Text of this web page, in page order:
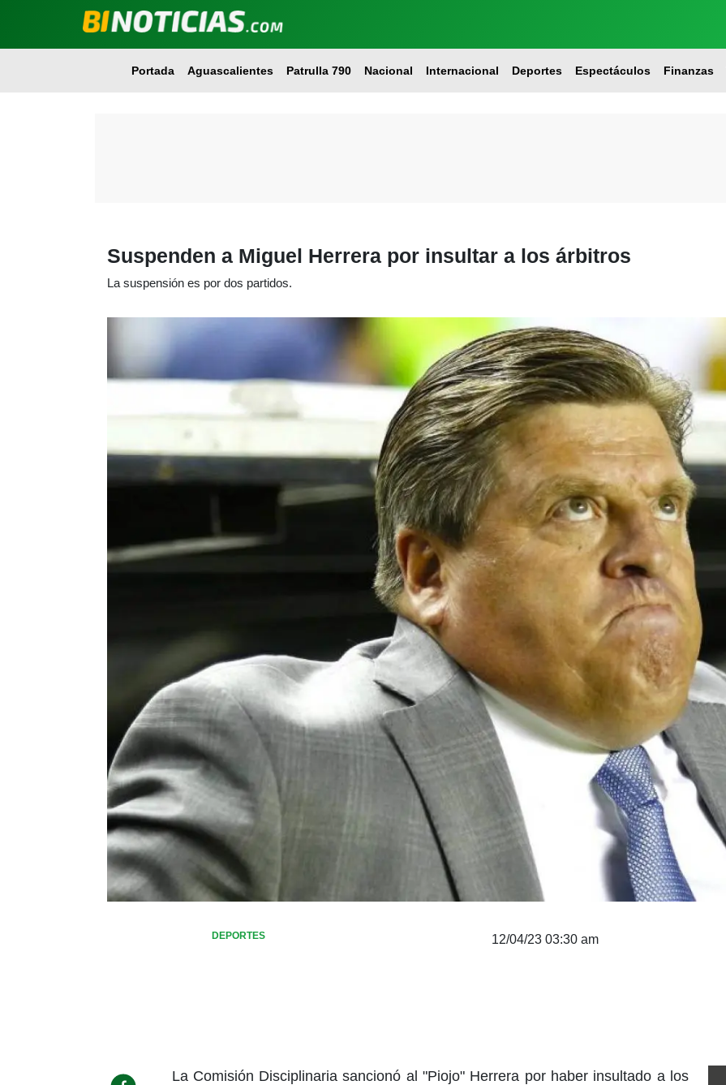
Portada Aguascalientes Patrulla 790 Nacional Internacional Deportes Espectáculos Finanzas
Suspenden a Miguel Herrera por insultar a los árbitros
La suspensión es por dos partidos.
DEPORTES 12/04/23 03:30 am
La Comisión Disciplinaria sancionó al "Piojo" Herrera por haber insultado a los